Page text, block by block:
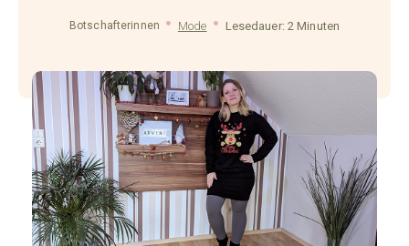
Botschafterinnen Mode Lesedauer: 2 Minuten